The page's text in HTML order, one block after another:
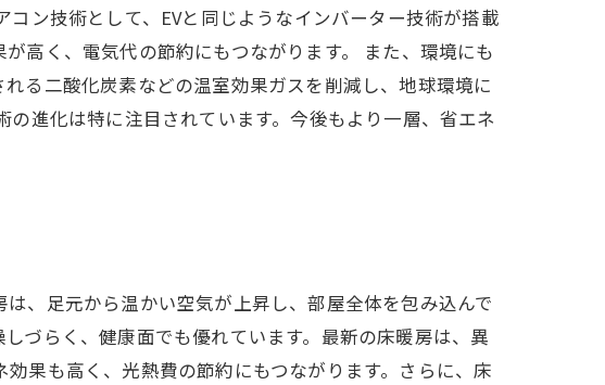
ン技術として、EVと同じようなインバーター技術が搭載
高く、電気代の節約にもつながります。 また、環境にも
る二酸化炭素などの温室効果ガスを削減し、地球環境に
進化は特に注目されています。今後もより一層、省エネ
、足元から温かい空気が上昇し、部屋全体を包み込んで
づらく、健康面でも優れています。最新の床暖房は、異
果も高く、光熱費の節約にもつながります。さらに、床